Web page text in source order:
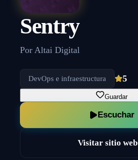
Sentry
Por Altai Digital
DevOps e infraestructura 5
Guardar
Escuchar
Visitar sitio web